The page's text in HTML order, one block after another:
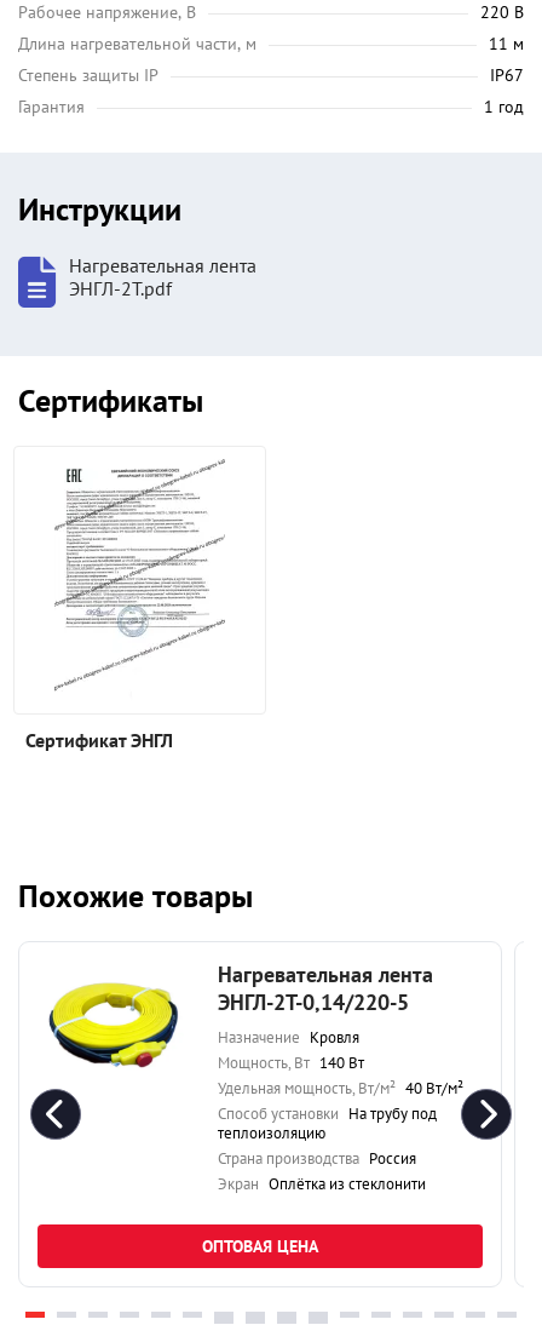
Рабочее напряжение, В
220 В
Длина нагревательной части, м
11 м
Степень защиты IP
IP67
Гарантия
1 год
Инструкции
Нагревательная лента
ЭНГЛ-2Т.pdf
Сертификаты
Сертификат ЭНГЛ
Похожие товары
Нагревательная лента
ЭНГЛ-2Т-0,14/220-5
Назначение Кровля
Мощность, Вт 140 Вт
Удельная мощность, Вт/м² 40 Вт/м²
Способ установки На трубу под
теплоизоляцию
Страна производства Россия
Экран Оплётка из стеклонити
ОПТОВАЯ ЦЕНА